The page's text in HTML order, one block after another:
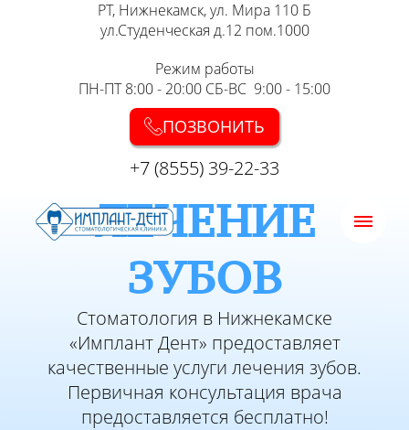
РТ, Нижнекамск, ул. Мира 110 Б
ул.Студенческая д.12 пом.1000
Режим работы
ПН-ПТ 8:00 - 20:00 СБ-ВС 9:00 - 15:00
ПОЗВОНИТЬ
+7 (8555) 39-22-33
ЛЕЧЕНИЕ
ЗУБОВ
Стоматология в Нижнекамске
«Имплант Дент» предоставляет
качественные услуги лечения зубов.
Первичная консультация врача
предоставляется бесплатно!